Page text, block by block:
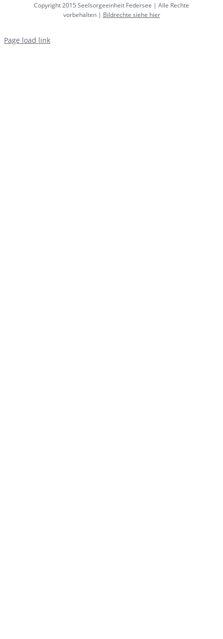
Copyright 2015 Seelsorgeeinheit Federsee | Alle Rechte
vorbehalten | Bildrechte siehe hier
Page load link